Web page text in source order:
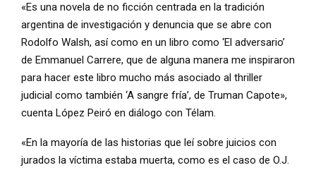
«Es una novela de no ficción centrada en la tradición
argentina de investigación y denuncia que se abre con
Rodolfo Walsh, así como en un libro como ‘El adversario’
de Emmanuel Carrere, que de alguna manera me inspiraron
para hacer este libro mucho más asociado al thriller
judicial como también ‘A sangre fría’, de Truman Capote»,
cuenta López Peiró en diálogo con Télam.
«En la mayoría de las historias que leí sobre juicios con
jurados la víctima estaba muerta, como es el caso de O.J.